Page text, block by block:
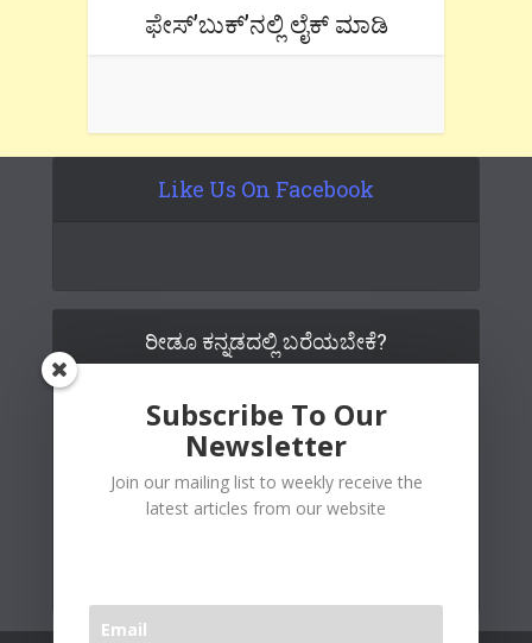
ಫೇಸ್’ಬುಕ್’ನಲ್ಲಿ ಲೈಕ್ ಮಾಡಿ
Like Us On Facebook
ರೀಡೂ ಕನ್ನಡದಲ್ಲಿ ಬರೆಯಬೇಕೆ?
Subscribe To Our
Newsletter
Join our mailing list to weekly receive the
latest articles from our website